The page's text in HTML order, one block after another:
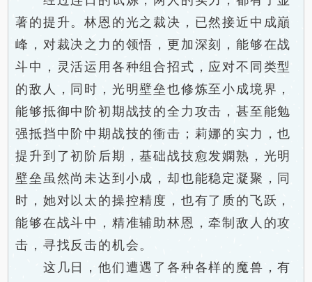
著的提升。林恩的光之裁决，已然接近中成巔
峰，对裁决之力的领悟，更加深刻，能够在战
斗中，灵活运用各种组合招式，应对不同类型
的敌人，同时，光明壁垒也修炼至小成境界，
能够抵御中阶初期战技的全力攻击，甚至能勉
强抵挡中阶中期战技的衝击；莉娜的实力，也
提升到了初阶后期，基础战技愈发嫻熟，光明
壁垒虽然尚未达到小成，却也能稳定凝聚，同
时，她对以太的操控精度，也有了质的飞跃，
能够在战斗中，精准辅助林恩，牵制敌人的攻
击，寻找反击的机会。
这几日，他们遭遇了各种各样的魔兽，有